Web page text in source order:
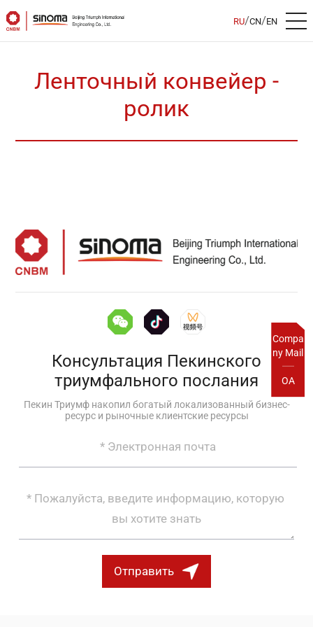
RU/CN/EN
Compa
ny Mail
OA
Ленточный конвейер -
ролик
Консультация Пекинского
триумфального послания
Пекин Триумф накопил богатый локализованный бизнес-
ресурс и рыночные клиентские ресурсы
Отправить